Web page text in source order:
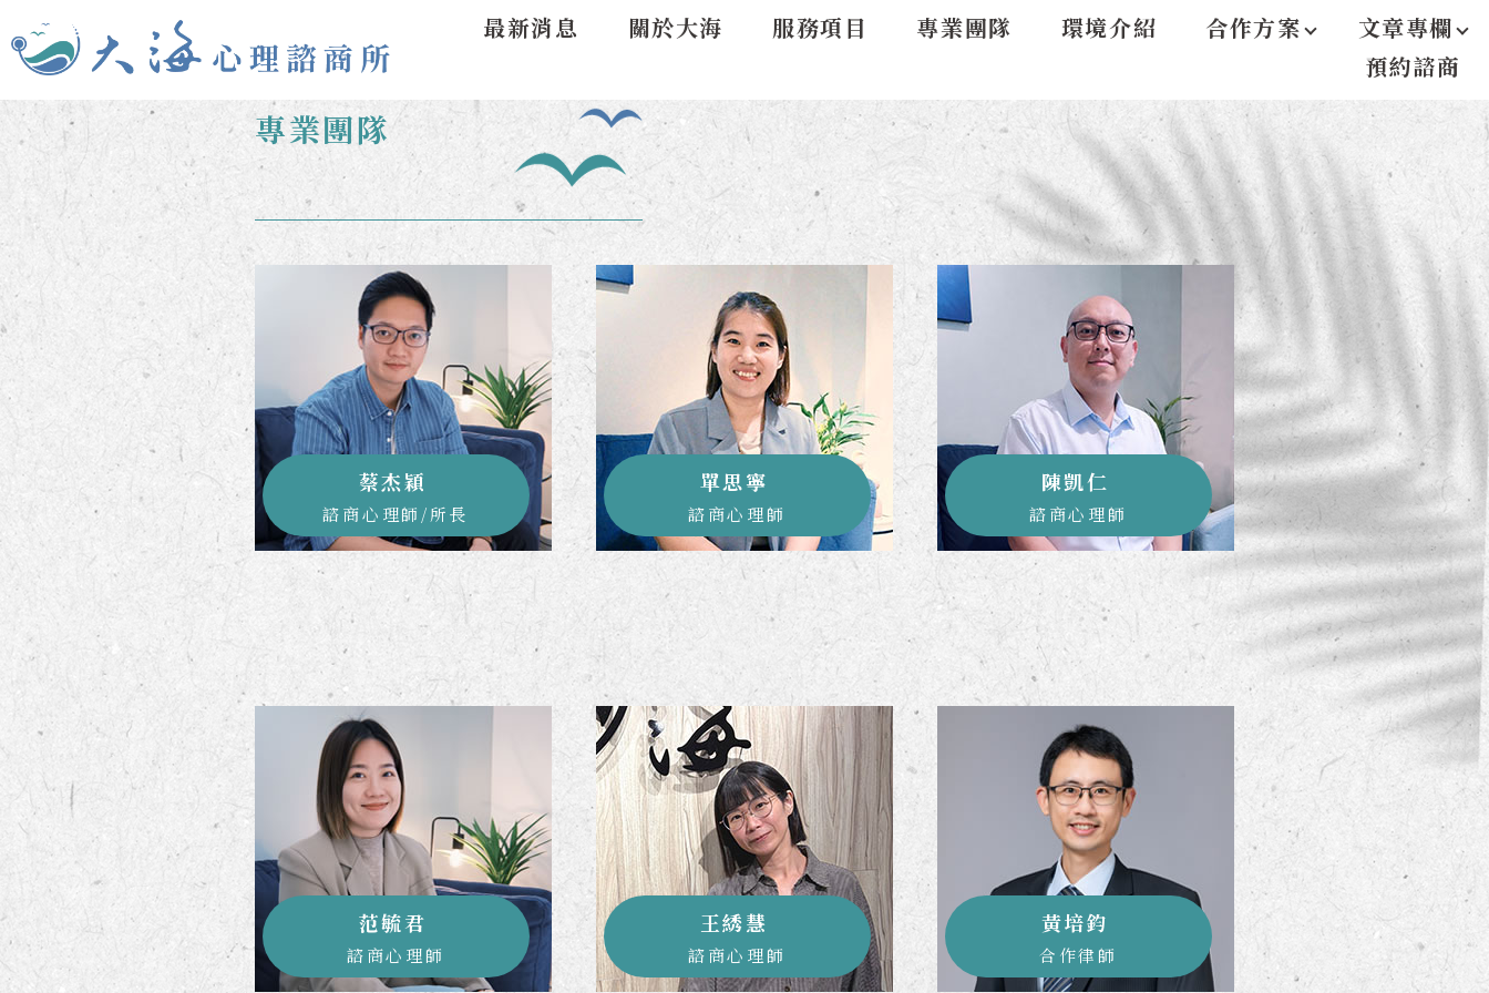
最新消息 關於大海 服務項目 專業團隊 環境介紹 合作方案
文章專欄
預約諮商
專業團隊
蔡杰穎
諮商心理師/所長
單思寧
諮商心理師
陳凱仁
諮商心理師
范毓君
諮商心理師
王綉慧
諮商心理師
黃培鈞
合作律師